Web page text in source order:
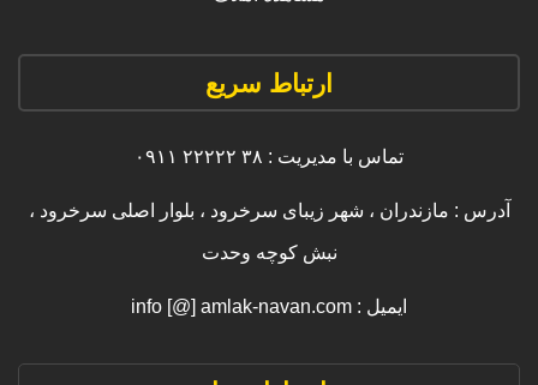
ارتباط سریع
تماس با مدیریت : ۳۸ ۲۲۲۲۲ ۰۹۱۱
آدرس : مازندران ، شهر زیبای سرخرود ، بلوار اصلی سرخرود ،
نبش کوچه وحدت
ایمیل : info [@] amlak-navan.com